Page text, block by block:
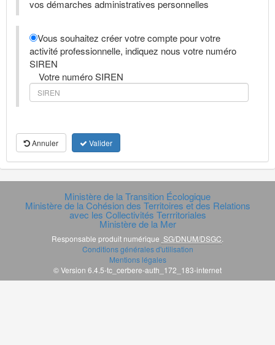
vos démarches administratives personnelles
Vous souhaitez créer votre compte pour votre
activité professionnelle, indiquez nous votre numéro
SIREN
Votre numéro SIREN
Annuler Valider
Ministère de la Transition Écologique
Ministère de la Cohésion des Territoires et des Relations
avec les Collectivités Terrritoriales
Ministère de la Mer
Responsable produit numérique SG/DNUM/DSGC
Conditions générales d'utilisation
Mentions légales
© Version 6.4.5-tc_cerbere-auth_172_183-internet